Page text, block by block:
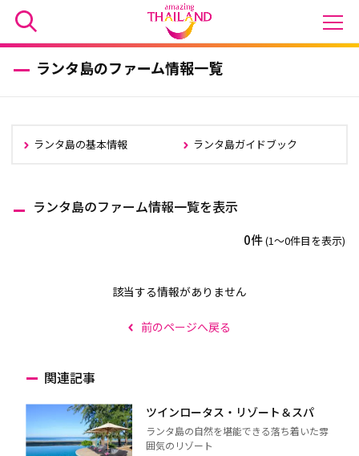
ランタ島のファーム情報一覧
ランタ島の基本情報 ランタ島ガイドブック
ランタ島のファーム情報一覧を表示
0件(1〜0件目を表示)
該当する情報がありません
前のページへ戻る
関連記事
ツインロータス・リゾート＆スパ
ランタ島の自然を堪能できる落ち着いた雰
囲気のリゾート